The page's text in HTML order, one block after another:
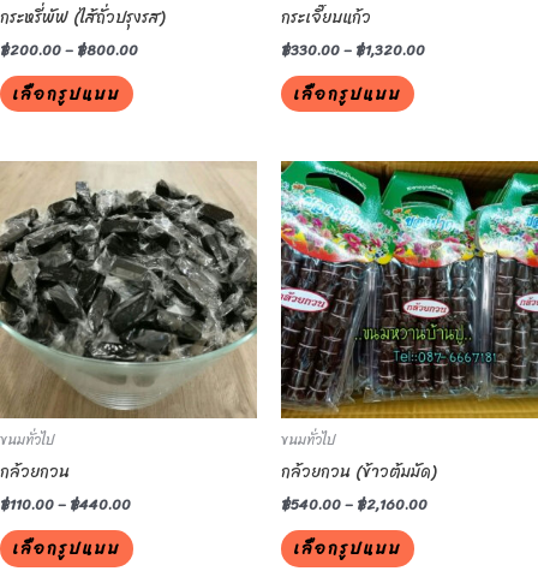
กระหรี่พัฟ (ไส้ถั่วปรุงรส)
฿200.00–฿800.00
เลือกรูปแบบ
on
the
product
page
กระเจี๊ยบแก้ว
฿330.00–฿1,320.00
เลือกรูปแบบ
the
product
page
ขนมทั่วไป
กล้วยกวน
฿110.00–฿440.00
เลือกรูปแบบ
This
product
has
multiple
variants.
The
options
may
be
product
page
ขนมทั่วไป
กล้วยกวน (ข้าวต้มมัด)
฿540.00–฿2,160.00
เลือกรูปแบบ
This
product
has
multiple
variants.
The
options
may
be
on
the
product
page